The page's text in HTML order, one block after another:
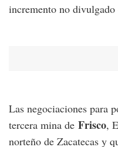
incremento no
Las negociaciones para
tercera mina de Frisco,
norteño de Zacatecas y